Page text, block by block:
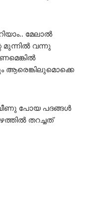
മേലാൽ
മുന്നിൽ വന്നു
ആരെങ്കിലുമൊക്കെ
വീണു പോയ പദങ്ങൾ
തറച്ചത്